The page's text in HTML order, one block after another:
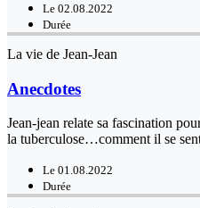
Le 02.08.2022
Durée
La vie de Jean-Jean
Anecdotes
Jean-jean relate sa fascination
la tuberculose…comment il se
Le 01.08.2022
Durée